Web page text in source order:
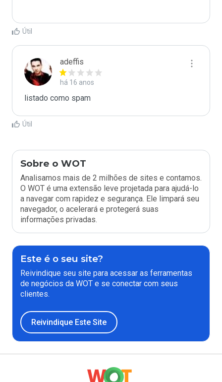
Útil
adeffis
há 16 anos
listado como spam
Útil
Sobre o WOT
Analisamos mais de 2 milhões de sites e contamos.
O WOT é uma extensão leve projetada para ajudá-lo
a navegar com rapidez e segurança. Ele limpará seu
navegador, o acelerará e protegerá suas
informações privadas.
Este é o seu site?
Reivindique seu site para acessar as ferramentas
de negócios da WOT e se conectar com seus
clientes.
Reivindique Este Site